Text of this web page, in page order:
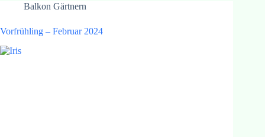
Balkon Gärtnern
Vorfrühling – Februar 2024